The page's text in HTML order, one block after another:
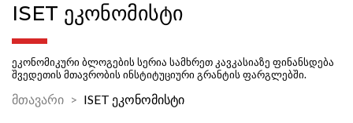
ISET ᲔᲙᲝᲜᲝᲛᲘᲡᲢᲘ
ეკონომიკური ბლოგების სერია სამხრეთ კავკასიაზე ფინანსდება
შვედეთის მთავრობის ინსტიტუციური გრანტის ფარგლებში.
მთავარი ISET ეკონომისტი